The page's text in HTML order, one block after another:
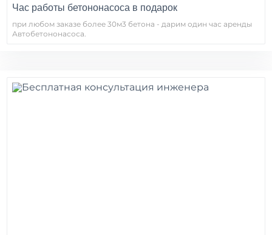
Час работы бетононасоса в подарок
при любом заказе более 30м3 бетона - дарим один час аренды
Автобетононасоса.